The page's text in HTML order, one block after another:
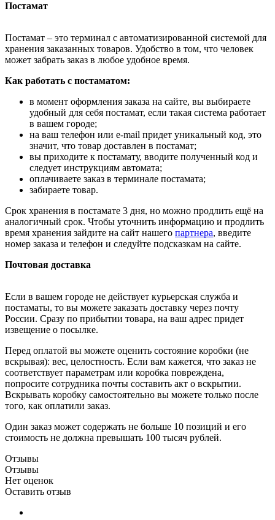
Постамат
Постамат – это терминал с автоматизированной системой для
хранения заказанных товаров. Удобство в том, что человек
может забрать заказ в любое удобное время.
Как работать с постаматом:
в момент оформления заказа на сайте, вы выбираете
удобный для себя постамат, если такая система работает
в вашем городе;
на ваш телефон или e-mail придет уникальный код, это
значит, что товар доставлен в постамат;
вы приходите к постамату, вводите полученный код и
следует инструкциям автомата;
оплачиваете заказ в терминале постамата;
забираете товар.
Срок хранения в постамате 3 дня, но можно продлить ещё на
аналогичный срок. Чтобы уточнить информацию и продлить
время хранения зайдите на сайт нашего партнера, введите
номер заказа и телефон и следуйте подсказкам на сайте.
Почтовая доставка
Если в вашем городе не действует курьерская служба и
постаматы, то вы можете заказать доставку через почту
России. Сразу по прибытии товара, на ваш адрес придет
извещение о посылке.
Перед оплатой вы можете оценить состояние коробки (не
вскрывая): вес, целостность. Если вам кажется, что заказ не
соответствует параметрам или коробка повреждена,
попросите сотрудника почты составить акт о вскрытии.
Вскрывать коробку самостоятельно вы можете только после
того, как оплатили заказ.
Один заказ может содержать не больше 10 позиций и его
стоимость не должна превышать 100 тысяч рублей.
Отзывы
Отзывы
Нет оценок
Оставить отзыв